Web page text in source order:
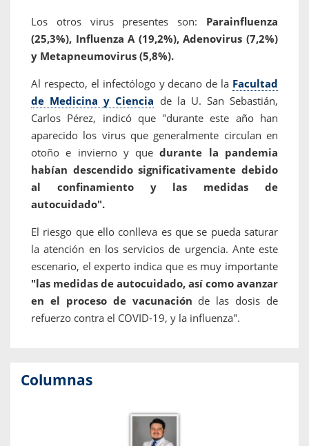
Los otros virus presentes son: Parainfluenza
(25,3%), Influenza A (19,2%), Adenovirus (7,2%)
y Metapneumovirus (5,8%).
Al respecto, el infectólogo y decano de la Facultad
de Medicina y Ciencia de la U. San Sebastián,
Carlos Pérez, indicó que "durante este año han
aparecido los virus que generalmente circulan en
otoño e invierno y quedurante la pandemia
habían descendido significativamente debido
al confinamiento y las medidas de
autocuidado".
El riesgo que ello conlleva es que se pueda saturar
la atención en los servicios de urgencia. Ante este
escenario, el experto indica que es muy importante
"las medidas de autocuidado, así como avanzar
en el proceso de vacunación de las dosis de
refuerzo contra el COVID-19, y la influenza".
Columnas